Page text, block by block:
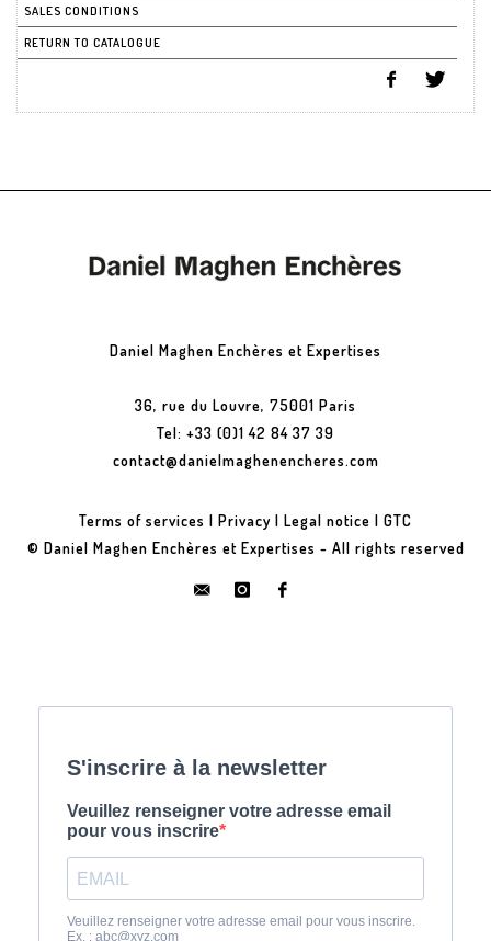
SALES CONDITIONS
RETURN TO CATALOGUE
Daniel Maghen Enchères et Expertises
36, rue du Louvre, 75001 Paris
Tel: +33 (0)1 42 84 37 39
contact@danielmaghenencheres.com
Terms of services | Privacy | Legal notice | GTC
© Daniel Maghen Enchères et Expertises - All rights reserved